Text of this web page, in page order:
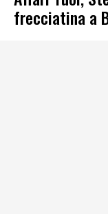
frecciatina a